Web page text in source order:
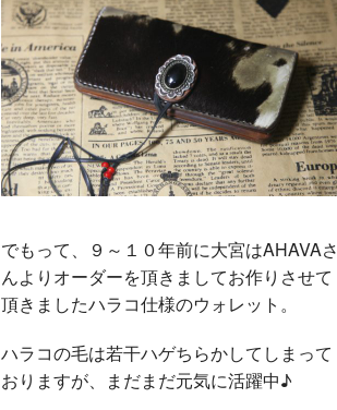
でもって、９～１０年前に大宮はAHAVAさ
んよりオーダーを頂きましてお作りさせて
頂きましたハラコ仕様のウォレット。
ハラコの毛は若干ハゲちらかしてしまって
おりますが、まだまだ元気に活躍中♪